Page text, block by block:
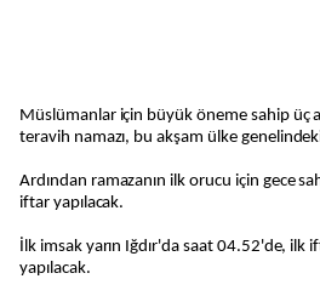
Müslümanlar için büyük öneme sahip üç
teravih namazı, bu akşam ülke
Ardından ramazanın ilk orucu için gece
iftar yapılacak.
İlk imsak yarın Iğdır'da saat 04.52'de, ilk
yapılacak.